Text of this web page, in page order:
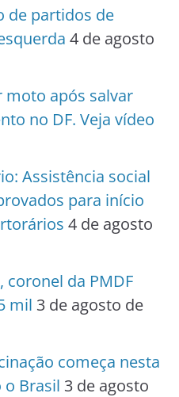
de partidos de
4 de agosto
após salvar
no DF. Veja vídeo
Assistência social
para início
4 de agosto
coronel da PMDF
mil 3 de agosto de
começa nesta
o Brasil 3 de agosto